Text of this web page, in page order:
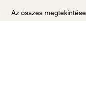
Az összes megtekintése